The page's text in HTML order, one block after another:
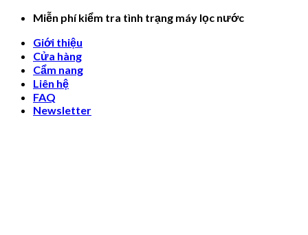
Skip
content
Miễn phí kiểm tra tình trạng máy lọc nước
Giới thiệu
Cửa hàng
Cẩm nang
Liên hệ
FAQ
Newsletter